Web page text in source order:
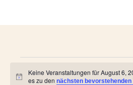
Hinweis
Keine Veranstaltungen für August 6,
es zu den nächsten bevorstehenden